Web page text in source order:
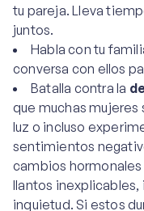
tu pareja. Lleva
juntos.
Habla con tu
conversa con ellos
Batalla contra la
que muchas mujeres
luz o incluso
sentimientos
cambios
llantos
inquietud. Si estos